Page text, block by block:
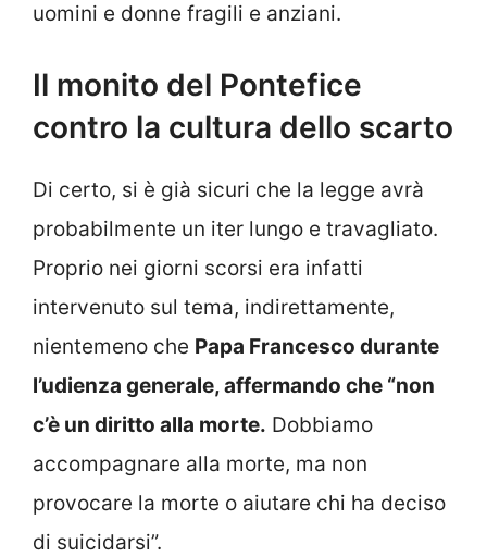
uomini e donne fragili e anziani.
Il monito del Pontefice
contro la cultura dello scarto
Di certo, si è già sicuri che la legge avrà
probabilmente un iter lungo e travagliato.
Proprio nei giorni scorsi era infatti
intervenuto sul tema, indirettamente,
nientemeno che Papa Francesco durante
l’udienza generale, affermando che “non
c’è un diritto alla morte. Dobbiamo
accompagnare alla morte, ma non
provocare la morte o aiutare chi ha deciso
di suicidarsi”.